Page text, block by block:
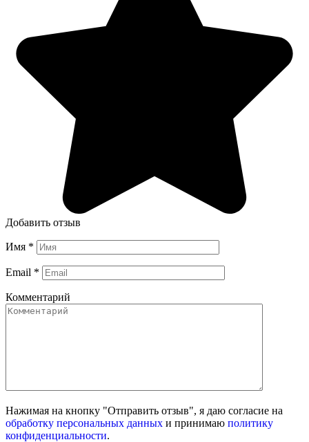
Добавить отзыв
Имя *
Email *
Комментарий
Нажимая на кнопку "Отправить отзыв", я даю согласие на
обработку персональных данных и принимаю политику
конфиденциальности.